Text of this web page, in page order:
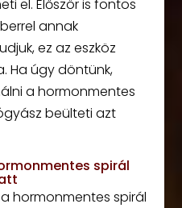
el. Először is fontos
annak
ez az eszköz
Ha úgy döntünk,
a hormonmentes
beülteti azt
spirál
hormonmentes spirál